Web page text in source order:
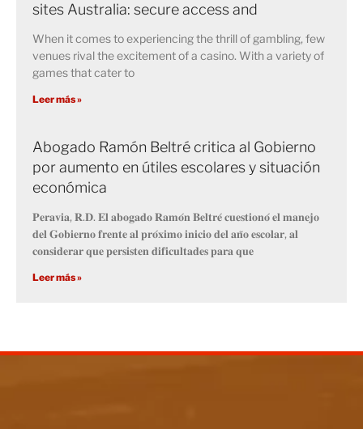
sites Australia: secure access and
When it comes to experiencing the thrill of gambling, few
venues rival the excitement of a casino. With a variety of
games that cater to
Leer más »
Abogado Ramón Beltré critica al Gobierno
por aumento en útiles escolares y situación
económica
𝐏𝐞𝐫𝐚𝐯𝐢𝐚, 𝐑.𝐃. 𝐄𝐥 𝐚𝐛𝐨𝐠𝐚𝐝𝐨 𝐑𝐚𝐦𝐨́𝐧 𝐁𝐞𝐥𝐭𝐫𝐞́ 𝐜𝐮𝐞𝐬𝐭𝐢𝐨𝐧𝐨́ 𝐞𝐥 𝐦𝐚𝐧𝐞𝐣𝐨
𝐝𝐞𝐥 𝐆𝐨𝐛𝐢𝐞𝐫𝐧𝐨 𝐟𝐫𝐞𝐧𝐭𝐞 𝐚𝐥 𝐩𝐫𝐨́𝐱𝐢𝐦𝐨 𝐢𝐧𝐢𝐜𝐢𝐨 𝐝𝐞𝐥 𝐚𝐧̃𝐨 𝐞𝐬𝐜𝐨𝐥𝐚𝐫, 𝐚𝐥
𝐜𝐨𝐧𝐬𝐢𝐝𝐞𝐫𝐚𝐫 𝐪𝐮𝐞 𝐩𝐞𝐫𝐬𝐢𝐬𝐭𝐞𝐧 𝐝𝐢𝐟𝐢𝐜𝐮𝐥𝐭𝐚𝐝𝐞𝐬 𝐩𝐚𝐫𝐚 𝐪𝐮𝐞
Leer más »